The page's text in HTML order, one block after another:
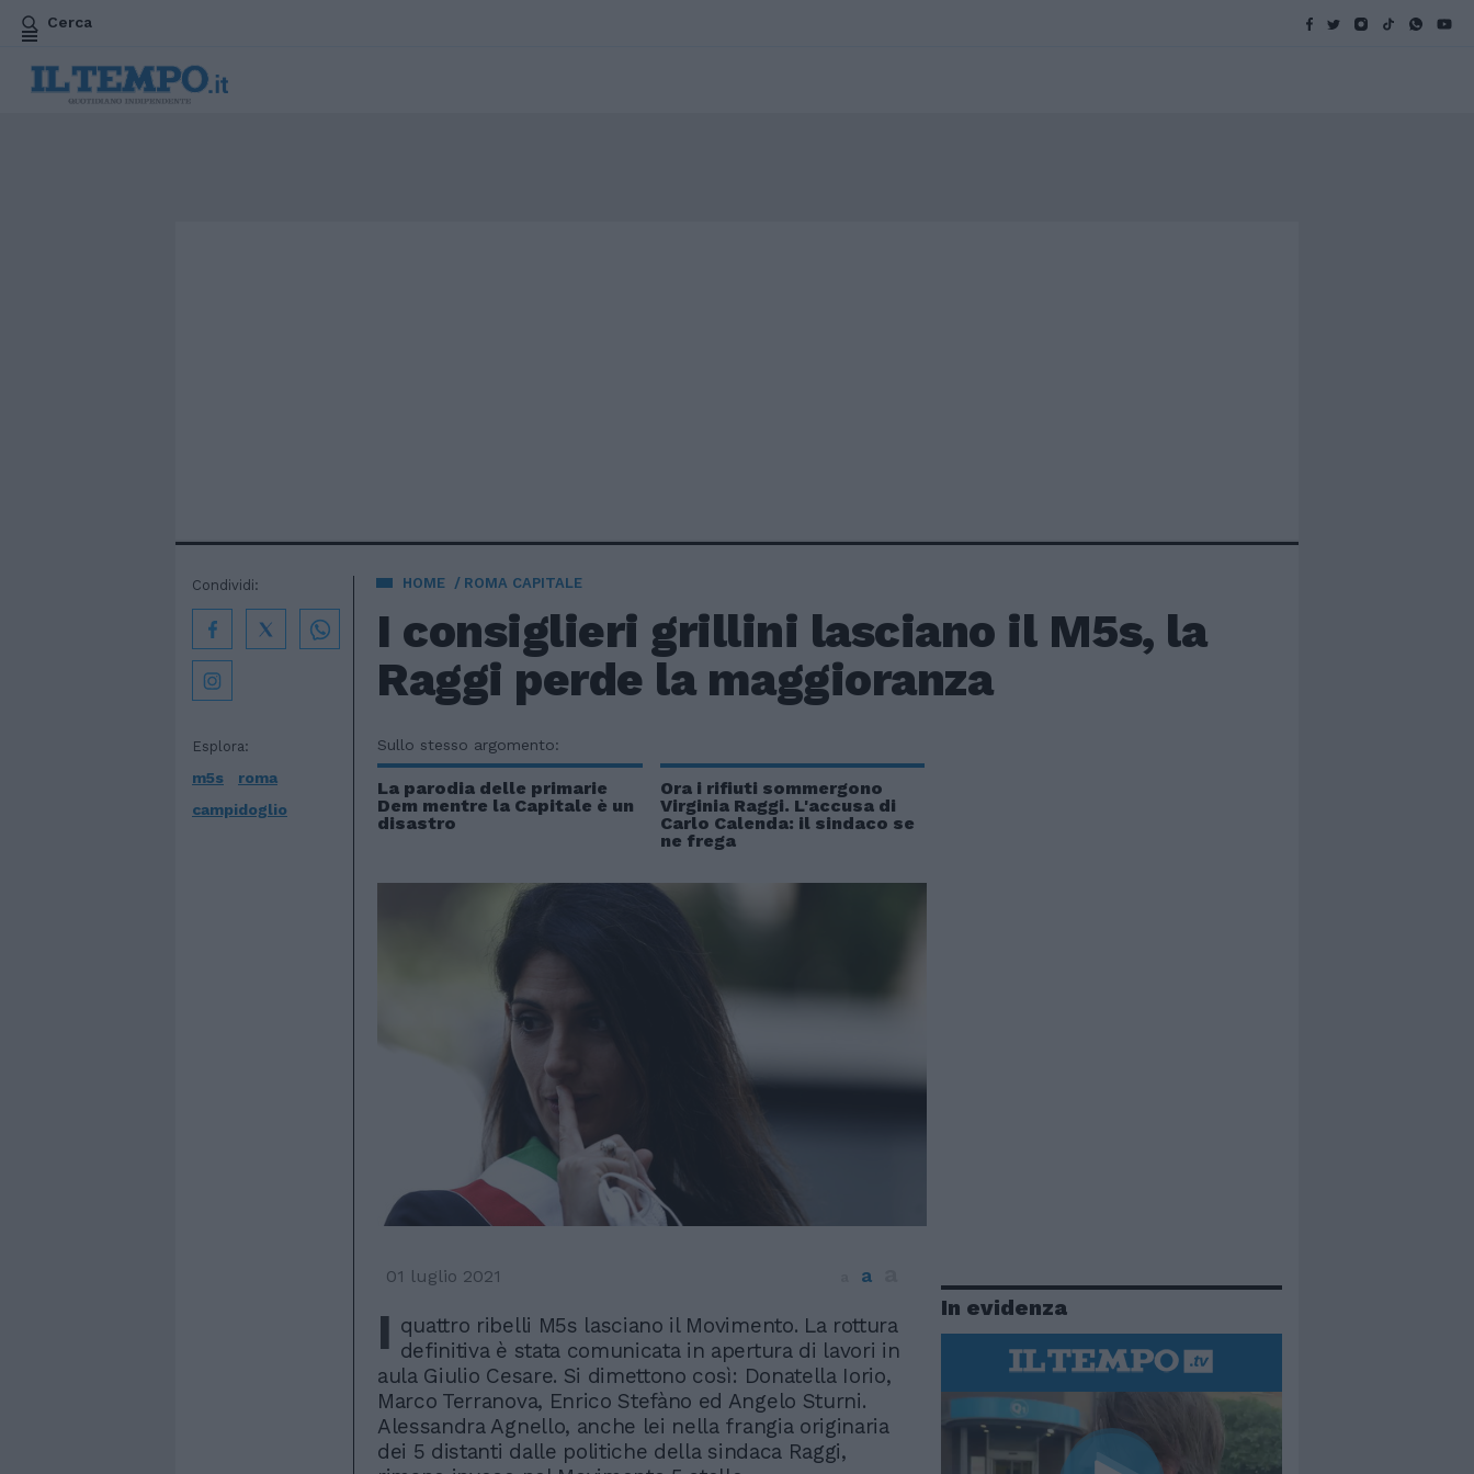
Cerca
HOME ROMA CAPITALE
I consiglieri grillini lasciano il M5s, la
Raggi perde la maggioranza
Esplora:
m5s
roma
campidoglio
Condividi:
Sullo stesso argomento:
La parodia delle primarie
Dem mentre la Capitale è un
disastro
Ora i rifiuti sommergono
Virginia Raggi. L'accusa di
Carlo Calenda: il sindaco se
ne frega
01 luglio 2021 a
I quattro ribelli M5s lasciano il Movimento. La rottura
definitiva è stata comunicata in apertura di lavori in
aula Giulio Cesare. Si dimettono così: Donatella Iorio,
Marco Terranova, Enrico Stefàno ed Angelo Sturni.
Alessandra Agnello, anche lei nella frangia originaria
dei 5 distanti dalle politiche della sindaca Raggi,
In evidenza